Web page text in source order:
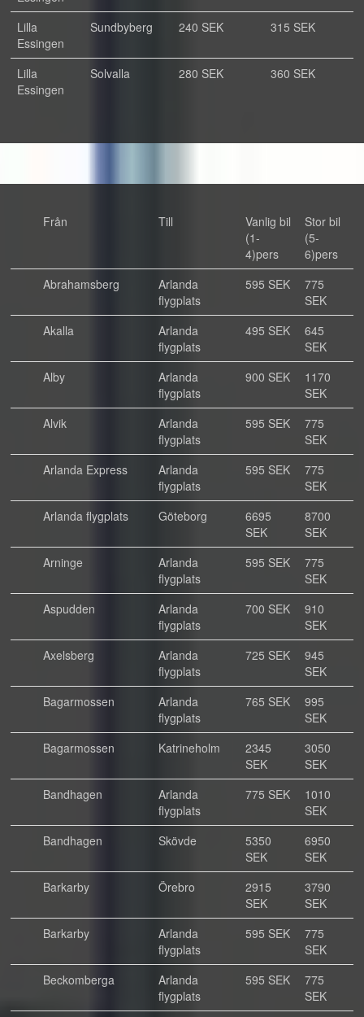
Lilla
Essingen
Sundbyberg 240 SEK 315 SEK
Lilla
Essingen
Solvalla 280 SEK 360 SEK
Från Till
Vanlig bil
(1-
4)pers
Stor bil
(5-
6)pers
Abrahamsberg
Arlanda
flygplats
595 SEK
775
SEK
Akalla
Arlanda
flygplats
495 SEK
645
SEK
Alby
Arlanda
flygplats
900 SEK
1170
SEK
Alvik
Arlanda
flygplats
595 SEK
775
SEK
Arlanda Express
Arlanda
flygplats
595 SEK
775
SEK
Arlanda flygplats
Göteborg
6695
SEK
8700
SEK
Arninge
Arlanda
flygplats
595 SEK
775
SEK
Aspudden
Arlanda
flygplats
700 SEK
910
SEK
Axelsberg
Arlanda
flygplats
725 SEK
945
SEK
Bagarmossen
Arlanda
flygplats
765 SEK
995
SEK
Bagarmossen
Katrineholm
2345
SEK
3050
SEK
Bandhagen
Arlanda
flygplats
775 SEK
1010
SEK
Bandhagen
Skövde
5350
SEK
6950
SEK
Barkarby
Örebro
2915
SEK
3790
SEK
Barkarby
Arlanda
flygplats
595 SEK
775
SEK
Beckomberga
Arlanda
flygplats
595 SEK
775
SEK